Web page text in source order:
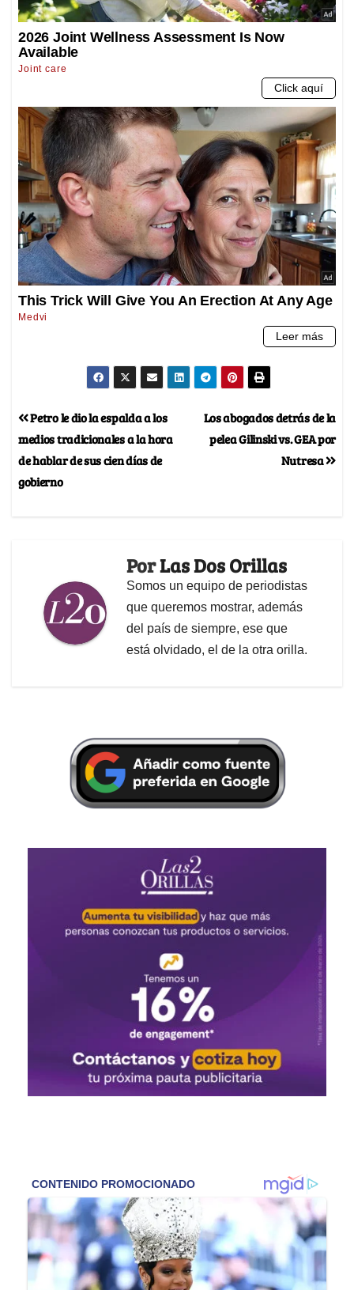
Los abogados detrás de la
pelea Gilinski vs. GEA por
Nutresa
Petro le dio la espalda a los
medios tradicionales a la hora
de hablar de sus cien días de
gobierno
PorLas Dos Orillas
Somos un equipo de periodistas
que queremos mostrar, además
del país de siempre, ese que
está olvidado, el de la otra orilla.